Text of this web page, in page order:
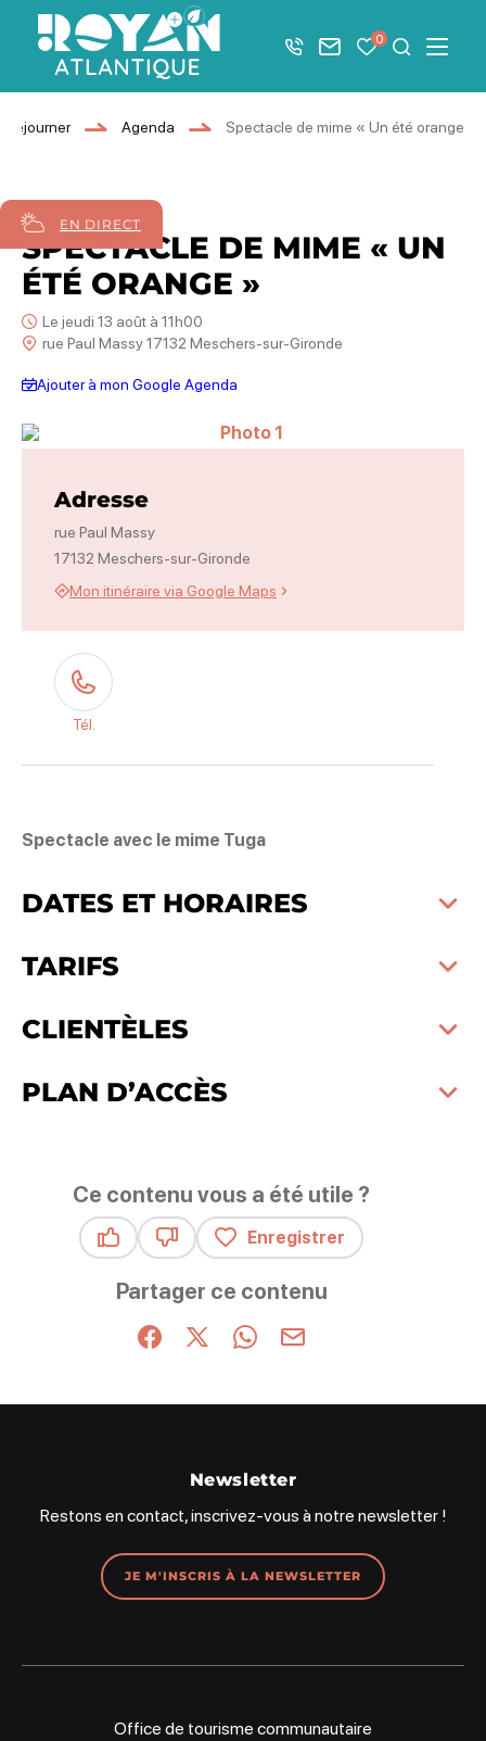
Afficher la barre de navigation du mode éco
Royan Atlantique
+33 5 46 08 21 00
Nous contacter
Mes favoris
0 JeMenu
Séjourner Agenda Spectacle de mime « Un été orange »
EN DIRECT
13 août 2026
SPECTACLE DE MIME « UN
ÉTÉ ORANGE »
Le jeudi 13 août à 11h00
rue Paul Massy 17132 Meschers-sur-Gironde
Ajouter à mon Google Agenda
Spectacle avec le mime Tuga
DATES ET HORAIRES
TARIFS
CLIENTÈLES
PLAN D’ACCÈS
Photo 1
Adresse
rue Paul Massy
17132 Meschers-sur-Gironde
Mon itinéraire via Google Maps
Tél.
Ce contenu vous a été utile ?
Enregistrer
Partager ce contenu
Partager sur Facebook (nouvelle fenêtre)
Partager sur X / Twitter (nouvelle
Partager sur WhatsApp
Partager par mail
Newsletter
Restons en contact, inscrivez-vous à notre newsletter !
JE M'INSCRIS À LA NEWSLETTER
Office de tourisme communautaire